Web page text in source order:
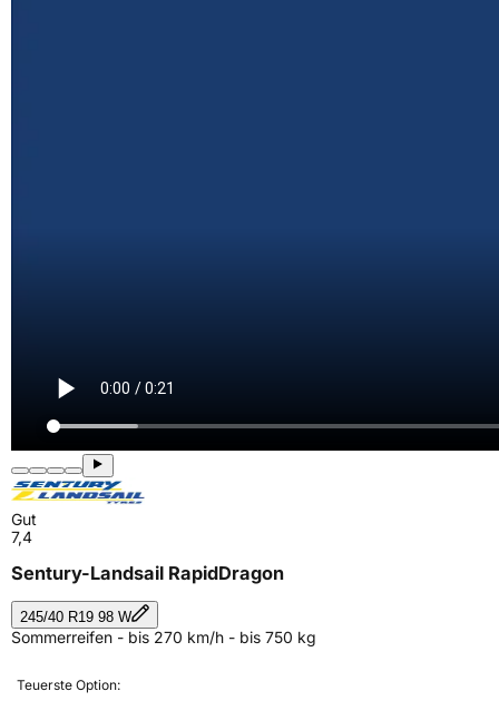
Gut
7,4
Sentury-Landsail RapidDragon
245/40 R19 98 W
Sommerreifen - bis 270 km/h - bis 750 kg
Teuerste Option: